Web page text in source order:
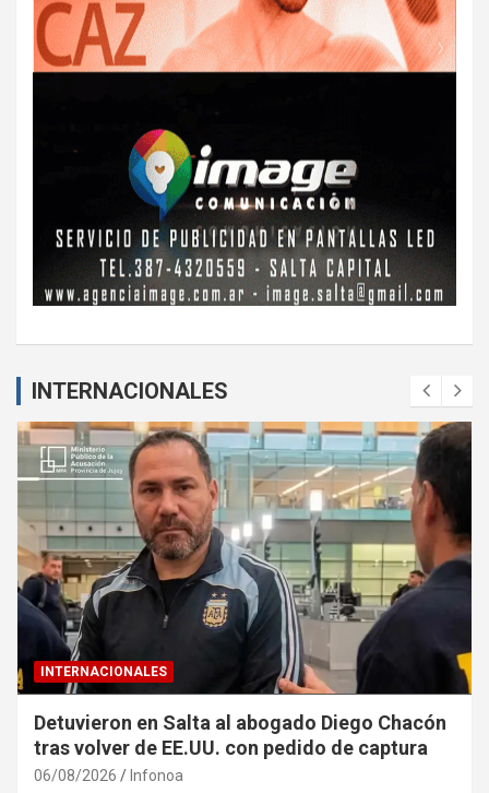
INTERNACIONALES
INTERNACIONALES
Detuvieron en Salta al abogado Diego Chacón
tras volver de EE.UU. con pedido de captura
06/08/2026 Infonoa